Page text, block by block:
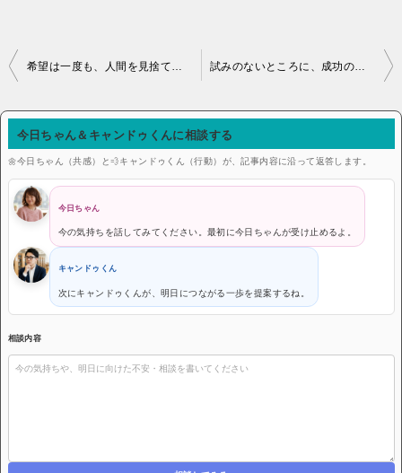
投稿ナビゲーション 希望は一度も、人間を見捨てた事はない。 by マシャード・デ・アシス 試みのないところに、成功のあったためしはない
今日ちゃん＆キャンドゥくんに相談する
🌼今日ちゃん（共感）と💨キャンドゥくん（行動）が、記事内容に沿って返答します。
今日ちゃん
今の気持ちを話してみてください。最初に今日ちゃんが受け止めるよ。
キャンドゥくん
次にキャンドゥくんが、明日につながる一歩を提案するね。
相談内容